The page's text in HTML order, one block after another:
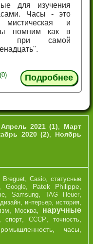
для изучения
Часы - это
и
помним как в
при самой
Подробнее
Апрель 2021 (1)
Март
2020 (2)
Ноябрь
Breguet Casio, cтатусные
Google, Patek Philippe
, Samsung, TAG Heuer,
дизайн интерьер, история,
Москва
наручные
спорт СССР точность,
часы